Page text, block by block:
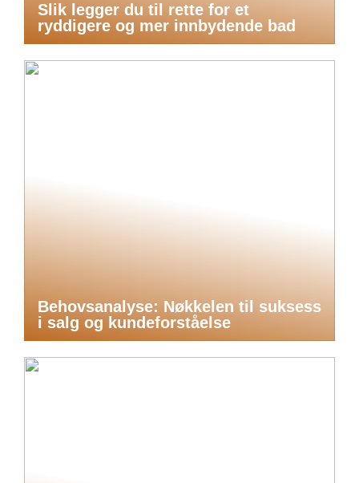
Slik legger du til rette for et
ryddigere og mer innbydende bad
Behovsanalyse: Nøkkelen til suksess
i salg og kundeforståelse